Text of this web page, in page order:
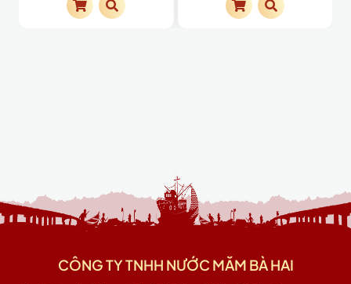
CÔNG TY TNHH NƯỚC MẮM BÀ HAI